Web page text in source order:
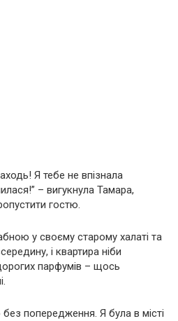
Я тебе не впізнала
– вигукнула Тамара,
гостю.
у своєму старому халаті та
і квартира ніби
парфумів – щось
попередження. Я була в місті